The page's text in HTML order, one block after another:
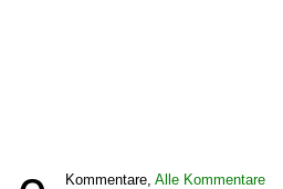
Kommentare, Alle Kommentare